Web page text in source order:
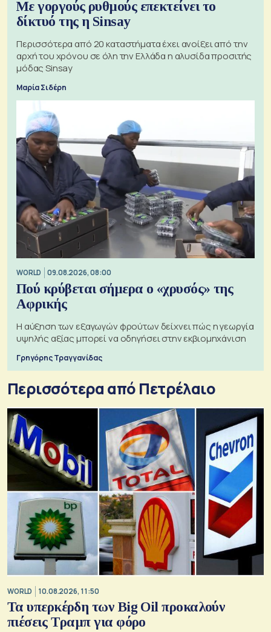
Με γοργούς ρυθμούς επεκτείνει το
δίκτυό της η Sinsay
Περισσότερα από 20 καταστήματα έχει ανοίξει από την
αρχή του χρόνου σε όλη την Ελλάδα η αλυσίδα προσιτής
μόδας Sinsay
Μαρία Σιδέρη
WORLD 09.08.2026, 08:00
Πού κρύβεται σήμερα ο «χρυσός» της
Αφρικής
Η αύξηση των εξαγωγών φρούτων δείχνει πώς η γεωργία
υψηλής αξίας μπορεί να οδηγήσει στην εκβιομηχάνιση
Γρηγόρης Τραγγανίδας
Περισσότερα από Πετρέλαιο
WORLD 10.08.2026, 11:50
Τα υπερκέρδη των Big Oil προκαλούν
πιέσεις Τραμπ για φόρο